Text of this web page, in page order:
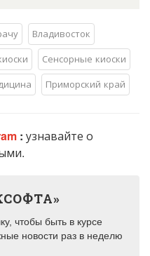
Владивосток
Сенсорные киоски
Приморский край
: узнавайте о
чтобы быть в курсе
новости раз в неделю